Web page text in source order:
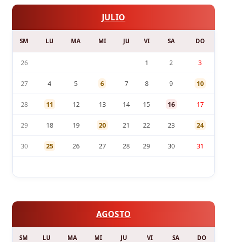
JULIO
SM LU MA MI JU VI SA DO
26 1 2 3
27 4 5 6 7 8 9 10
28 11 12 13 14 15 16 17
29 18 19 20 21 22 23 24
30 25 26 27 28 29 30 31
AGOSTO
SM LU MA MI JU VI SA DO